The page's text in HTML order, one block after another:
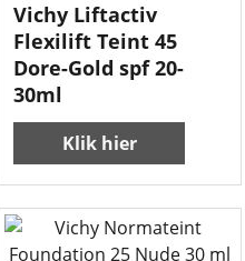
Vichy Liftactiv
Flexilift Teint 45
Dore-Gold spf 20-
30ml
Klik hier